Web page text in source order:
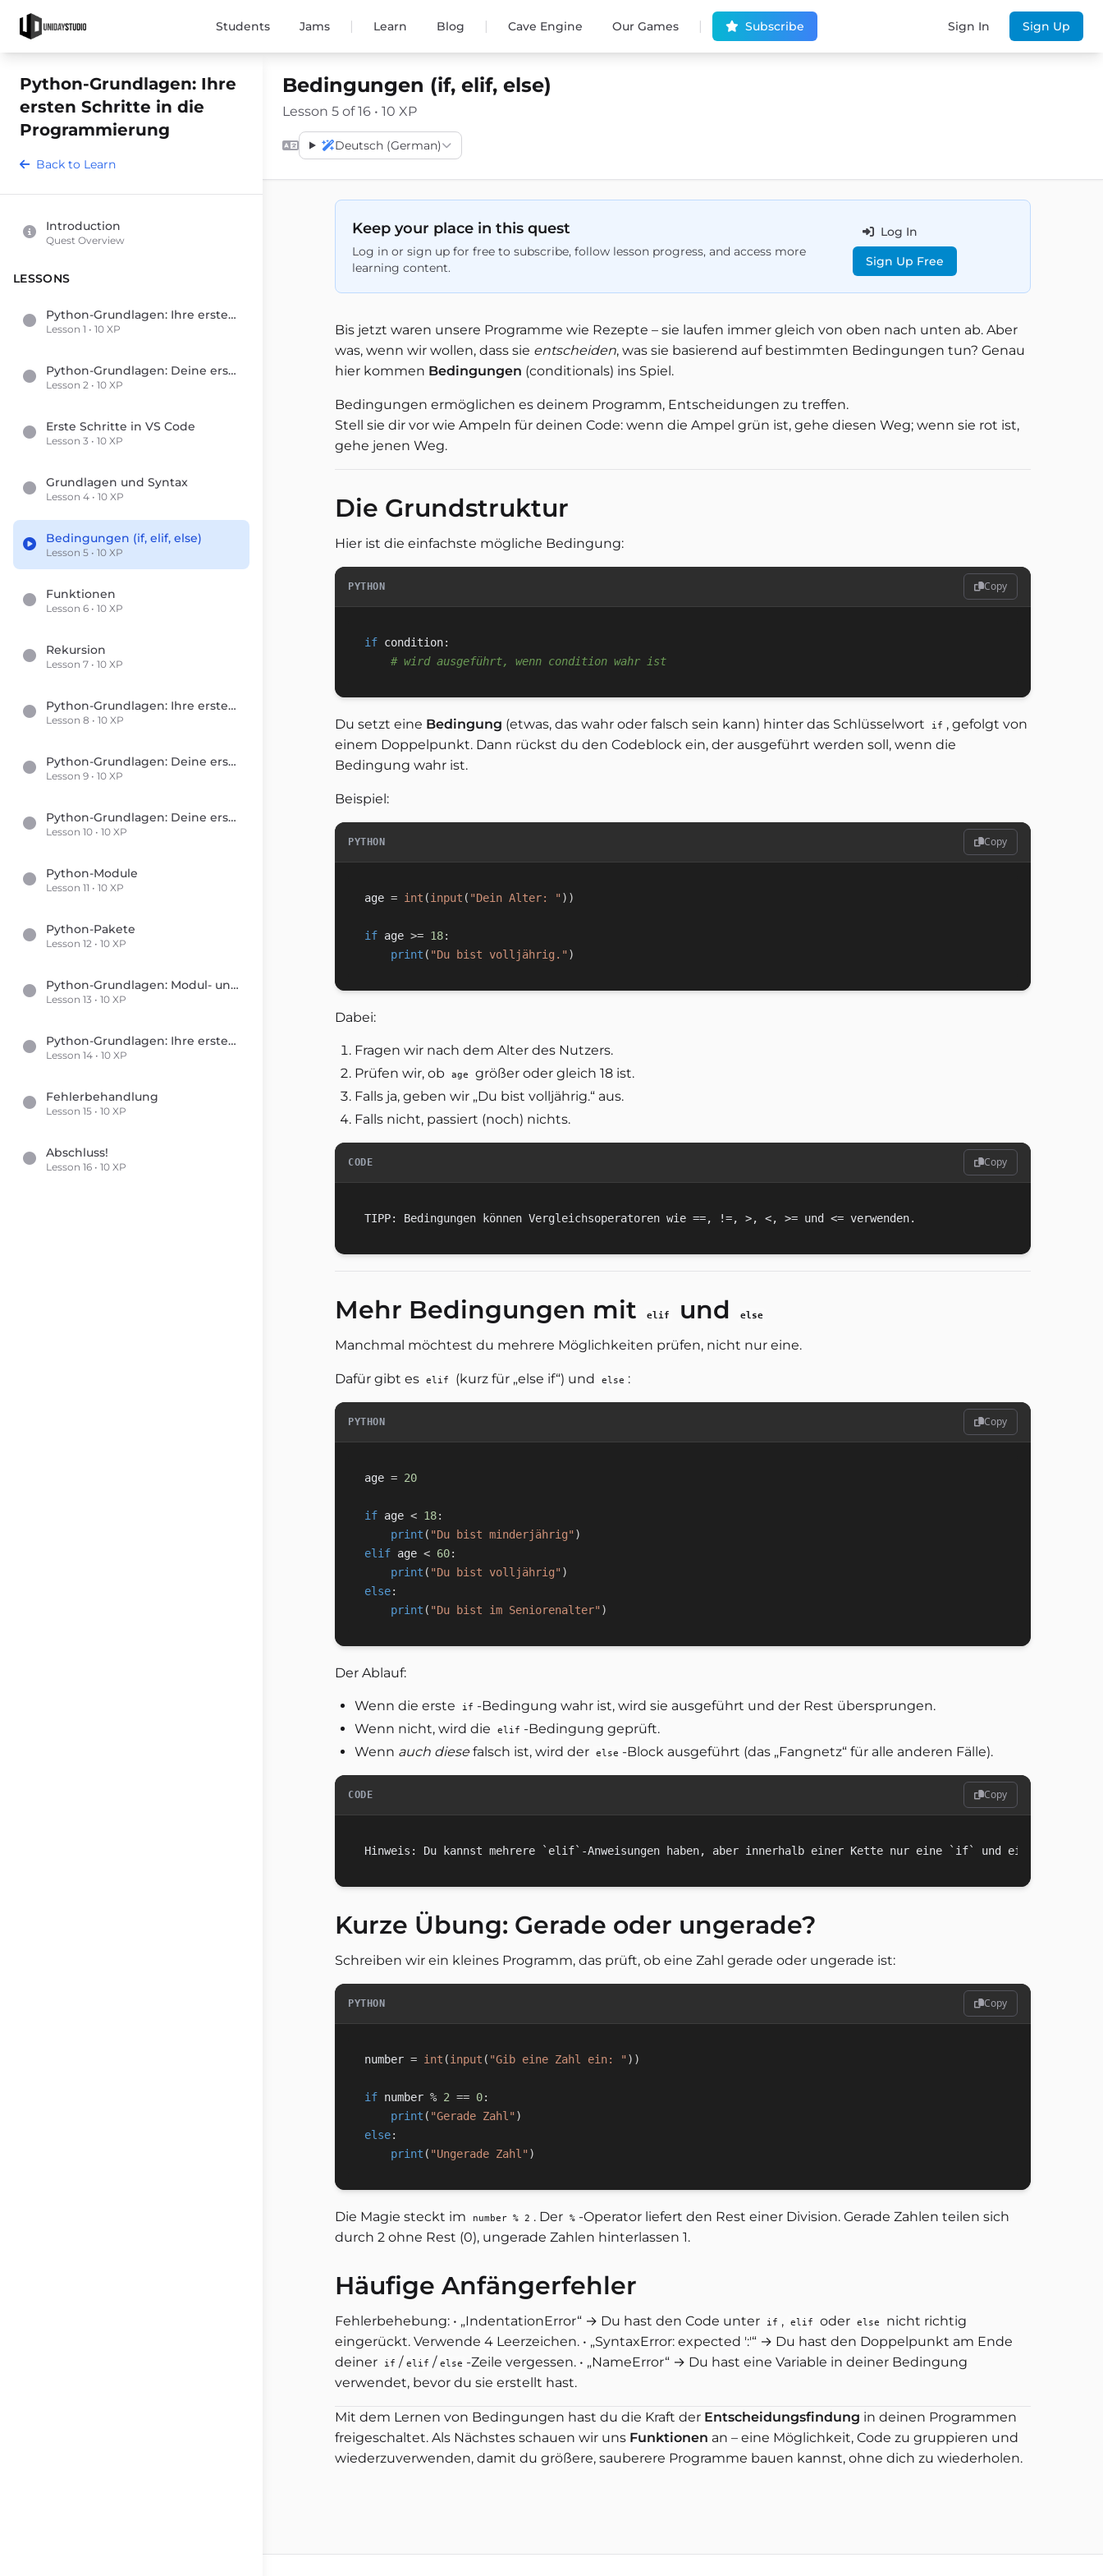
Students Jams | Learn Blog | Cave Engine Our Games | Subscribe Sign In Sign Up
Python-Grundlagen: Ihre
ersten Schritte in die
Programmierung
Back to Learn
Introduction
Quest Overview
LESSONS
Python-Grundlagen: Ihre ersten Schritte in die Programmierung
Lesson 1 • 10 XP
Python-Grundlagen: Deine ersten Schritte in die Programmierung
Lesson 2 • 10 XP
Erste Schritte in VS Code
Lesson 3 • 10 XP
Grundlagen und Syntax
Lesson 4 • 10 XP
Bedingungen (if, elif, else)
Lesson 5 • 10 XP
Funktionen
Lesson 6 • 10 XP
Rekursion
Lesson 7 • 10 XP
Python-Grundlagen: Ihre ersten Schritte in die Programmierung
Lesson 8 • 10 XP
Python-Grundlagen: Deine ersten Schritte in der Programmierung
Lesson 9 • 10 XP
Python-Grundlagen: Deine ersten Schritte in die Programmierung
Lesson 10 • 10 XP
Python-Module
Lesson 11 • 10 XP
Python-Pakete
Lesson 12 • 10 XP
Python-Grundlagen: Modul- und Paketimporte
Lesson 13 • 10 XP
Python-Grundlagen: Ihre ersten Schritte in die Programmierung
Lesson 14 • 10 XP
Fehlerbehandlung
Lesson 15 • 10 XP
Abschluss!
Lesson 16 • 10 XP
Bedingungen (if, elif, else)
Lesson 5 of 16 • 10 XP
Deutsch (German)
Keep your place in this quest
Log in or sign up for free to subscribe, follow lesson progress, and access more
learning content.
Log In
Sign Up Free
Bis jetzt waren unsere Programme wie Rezepte – sie laufen immer gleich von oben nach unten ab. Aber
was, wenn wir wollen, dass sie entscheiden, was sie basierend auf bestimmten Bedingungen tun? Genau
hier kommen Bedingungen (conditionals) ins Spiel.
Bedingungen ermöglichen es deinem Programm, Entscheidungen zu treffen.
Stell sie dir vor wie Ampeln für deinen Code: wenn die Ampel grün ist, gehe diesen Weg; wenn sie rot ist,
gehe jenen Weg.
Die Grundstruktur
Hier ist die einfachste mögliche Bedingung:
PYTHON Copy
if condition:
# wird ausgeführt, wenn condition wahr ist
Du setzt eine Bedingung (etwas, das wahr oder falsch sein kann) hinter das Schlüsselwort if , gefolgt von
einem Doppelpunkt. Dann rückst du den Codeblock ein, der ausgeführt werden soll, wenn die
Bedingung wahr ist.
Beispiel:
PYTHON Copy
age = int (input ( "Dein Alter: " ) )
if age >= 18:
print ( "Du bist volljährig." )
Dabei:
Fragen wir nach dem Alter des Nutzers.
Prüfen wir, ob
age
größer oder gleich 18 ist.
Falls ja, geben wir „Du bist volljährig.“ aus.
Falls nicht, passiert (noch) nichts.
CODE Copy
Mehr Bedingungen mit elif und else
Manchmal möchtest du mehrere Möglichkeiten prüfen, nicht nur eine.
Dafür gibt es elif (kurz für „else if“) und else :
PYTHON Copy
age = 20
if age < 18:
print ( "Du bist minderjährig" )
elif age < 60:
print ( "Du bist volljährig" )
else:
print ( "Du bist im Seniorenalter" )
Der Ablauf:
Wenn die erste if -Bedingung wahr ist, wird sie ausgeführt und der Rest übersprungen.
Wenn nicht, wird die
elif -Bedingung geprüft.
Wenn auch diesefalsch ist, wird der else -Block ausgeführt (das „Fangnetz“ für alle anderen Fälle).
CODE Copy
Kurze Übung: Gerade oder ungerade?
Schreiben wir ein kleines Programm, das prüft, ob eine Zahl gerade oder ungerade ist:
PYTHON Copy
number = int (input ( "Gib eine Zahl ein: " ) )
if number % 2 == 0:
print ( "Gerade Zahl" )
else:
print ( "Ungerade Zahl" )
Die Magie steckt im number % 2 . Der % -Operator liefert den Rest einer Division. Gerade Zahlen teilen sich
durch 2 ohne Rest (0), ungerade Zahlen hinterlassen 1.
Häufige Anfängerfehler
Fehlerbehebung: • „IndentationError“ → Du hast den Code unter if , elif oder else
nicht richtig
eingerückt. Verwende 4 Leerzeichen. • „SyntaxError: expected ':'“ → Du hast den Doppelpunkt am Ende
deiner
if / elif / else -Zeile vergessen. • „NameError“ → Du hast eine Variable in deiner Bedingung
verwendet, bevor du sie erstellt hast.
Mit dem Lernen von Bedingungen hast du die Kraft der Entscheidungsfindung in deinen Programmen
freigeschaltet. Als Nächstes schauen wir uns Funktionen an – eine Möglichkeit, Code zu gruppieren und
wiederzuverwenden, damit du größere, sauberere Programme bauen kannst, ohne dich zu wiederholen.